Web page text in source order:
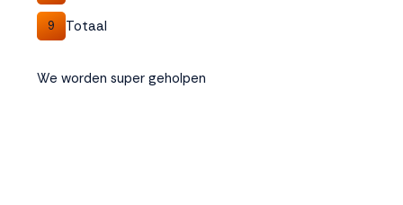
9 Totaal
We worden super geholpen